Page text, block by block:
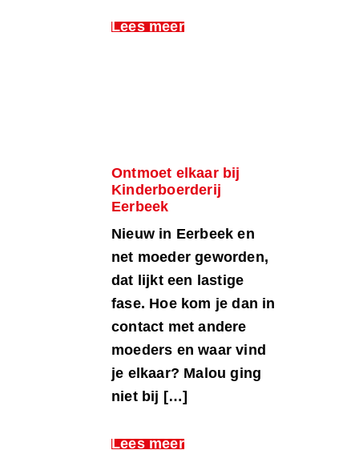
Lees meer
Ontmoet elkaar bij
Kinderboerderij
Eerbeek
Nieuw in Eerbeek en
net moeder geworden,
dat lijkt een lastige
fase. Hoe kom je dan in
contact met andere
moeders en waar vind
je elkaar? Malou ging
niet bij […]
Lees meer